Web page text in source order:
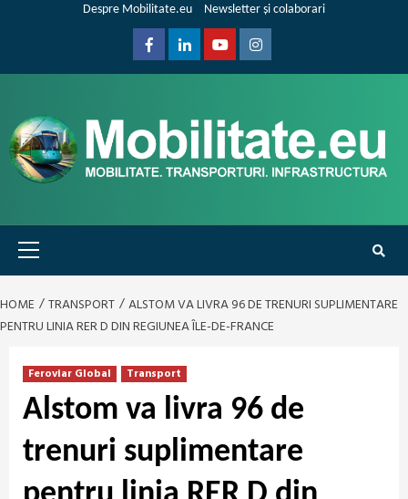
Despre Mobilitate.eu Newsletter și colaborari
FacebookLinkedinYoutubeInstagram
Primary
Menu
HOME TRANSPORT
ALSTOM VA LIVRA 96 DE TRENURI SUPLIMENTARE
PENTRU LINIA RER D DIN REGIUNEA ÎLE-DE-FRANCE
Feroviar Global Transport
Alstom va livra 96 de
trenuri suplimentare